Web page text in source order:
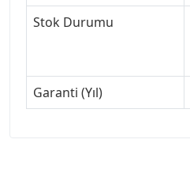
Stok Durumu
Garanti (Yıl)